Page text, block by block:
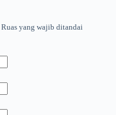
Ruas yang wajib ditandai